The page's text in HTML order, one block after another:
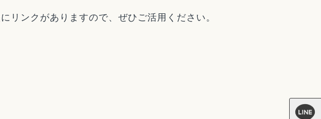
リンクがありますので、ぜひご活用ください。